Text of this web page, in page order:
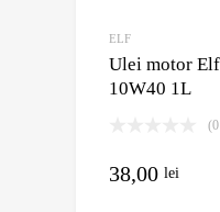
ELF
Ulei motor
10W40 1L
38,00 lei